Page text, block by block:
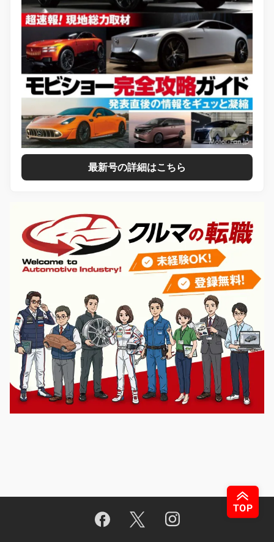
最新号の詳細はこちら